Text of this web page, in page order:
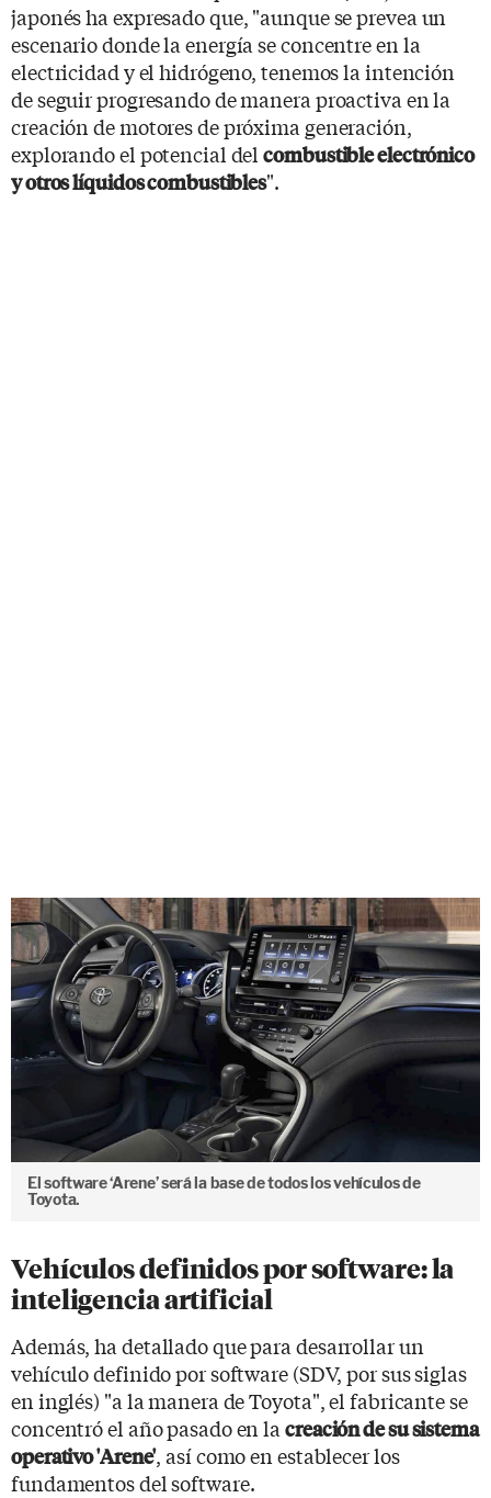
japonés ha expresado que, "aunque se prevea un
escenario donde la energía se concentre en la
electricidad y el hidrógeno, tenemos la intención
de seguir progresando de manera proactiva en la
creación de motores de próxima generación,
explorando el potencial delcombustible electrónico
y otros líquidos combustibles".
El software ‘Arene’ será la base de todos los vehículos de
Toyota.
Vehículos definidos por software: la
inteligencia artificial
Además, ha detallado que para desarrollar un
vehículo definido por software (SDV, por sus siglas
en inglés) "a la manera de Toyota", el fabricante se
concentró el año pasado en la creación de su sistema
operativo 'Arene', así como en establecer los
fundamentos del software.